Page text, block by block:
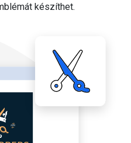
készíthet.